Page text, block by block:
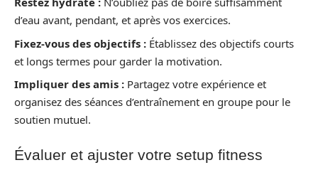
d’eau avant, pendant, et après vos exercices.
Fixez-vous des objectifs : Établissez des objectifs courts
et longs termes pour garder la motivation.
Impliquer des amis : Partagez votre expérience et
organisez des séances d’entraînement en groupe pour le
soutien mutuel.
Évaluer et ajuster votre setup fitness